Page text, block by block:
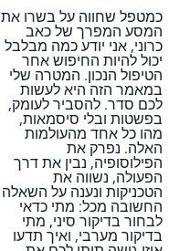
כמטפל שחווה על בשרו את
המסע המפרך של כאב
כרוני, אני יודע כמה מבלבל
יכול להיות החיפוש אחר
הטיפול הנכון. המטרה שלי
במאמר הזה היא לעשות
לכם סדר. להסביר לעומק,
בפשטות ובלי סיסמאות,
מהו כל אחד מהעולמות
האלה. נפרק את
הפילוסופיה, נבין את דרך
הפעולה, נשווה את
הטכניקות ונענה על השאלה
החשובה מכל: מתי כדאי
לבחור בדיקור סיני, מתי
בדיקור מערבי, ואיך תדעו